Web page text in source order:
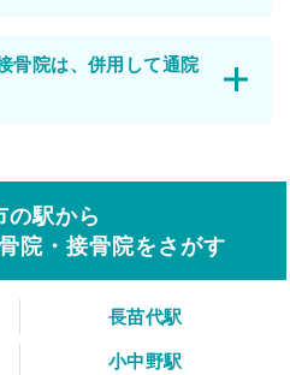
骨院は、併用して通院
の駅から
院・接骨院をさがす
長苗代駅
小中野駅